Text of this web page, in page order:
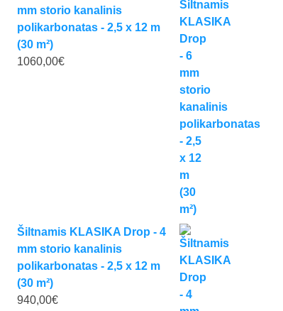
mm storio kanalinis
polikarbonatas - 2,5 x 12 m
(30 m²)
1060,00€
Šiltnamis KLASIKA Drop - 4
mm storio kanalinis
polikarbonatas - 2,5 x 12 m
(30 m²)
940,00€